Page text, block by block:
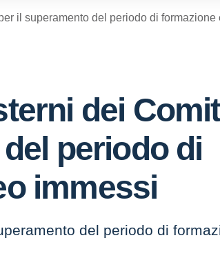
il superamento del periodo di formazione
dei
periodo di
immessi
del periodo di